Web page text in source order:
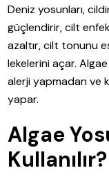
Deniz yosunları,
güçlendirir, cilt
azaltır, cilt tonunu
lekelerini açar.
alerji yapmadan ve
yapar.
Algae
Kullanılır?